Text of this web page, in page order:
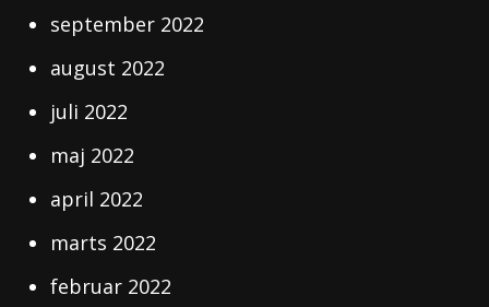
september 2022
august 2022
juli 2022
maj 2022
april 2022
marts 2022
februar 2022